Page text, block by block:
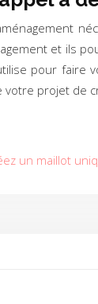
et ils
pour
votre projet de
un maillot